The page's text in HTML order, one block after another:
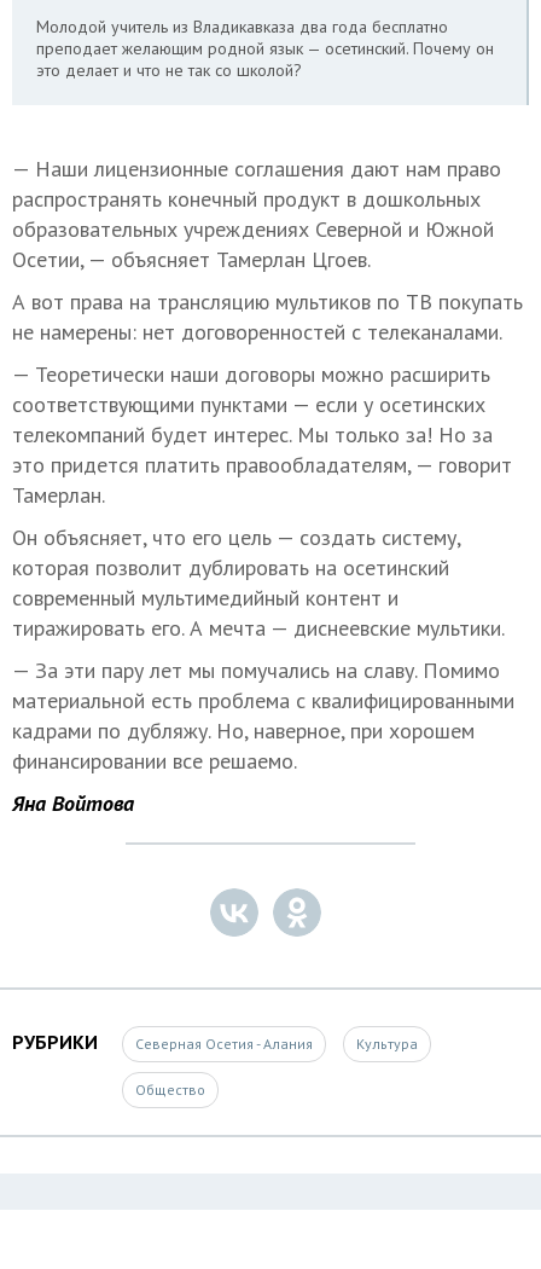
Молодой учитель из Владикавказа два года бесплатно
преподает желающим родной язык — осетинский. Почему он
это делает и что не так со школой?
— Наши лицензионные соглашения дают нам право
распространять конечный продукт в дошкольных
образовательных учреждениях Северной и Южной
Осетии, — объясняет Тамерлан Цгоев.
А вот права на трансляцию мультиков по ТВ покупать
не намерены: нет договоренностей с телеканалами.
— Теоретически наши договоры можно расширить
соответствующими пунктами — если у осетинских
телекомпаний будет интерес. Мы только за! Но за
это придется платить правообладателям, — говорит
Тамерлан.
Он объясняет, что его цель — создать систему,
которая позволит дублировать на осетинский
современный мультимедийный контент и
тиражировать его. А мечта — диснеевские мультики.
— За эти пару лет мы помучались на славу. Помимо
материальной есть проблема с квалифицированными
кадрами по дубляжу. Но, наверное, при хорошем
финансировании все решаемо.
Яна Войтова
РУБРИКИ Северная Осетия - Алания Культура
Общество